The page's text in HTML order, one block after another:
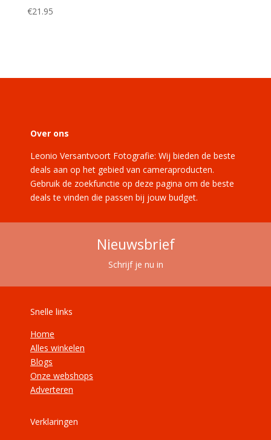
€21.95
Over ons
Leonio Versantvoort Fotografie: Wij bieden de beste
deals aan op het gebied van cameraproducten.
Gebruik de zoekfunctie op deze pagina om de beste
deals te vinden die passen bij jouw budget.
Nieuwsbrief
Schrijf je nu in
Snelle links
Home
Alles winkelen
Blogs
Onze webshops
Adverteren
Verklaringen